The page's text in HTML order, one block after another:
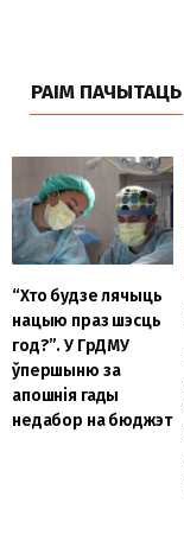
РАІМ ПАЧЫТАЦЬ
“Хто будзе лячыць
нацыю праз шэсць
год?”. У ГрДМУ
ўпершыню за
апошнія гады
недабор на бюджэт